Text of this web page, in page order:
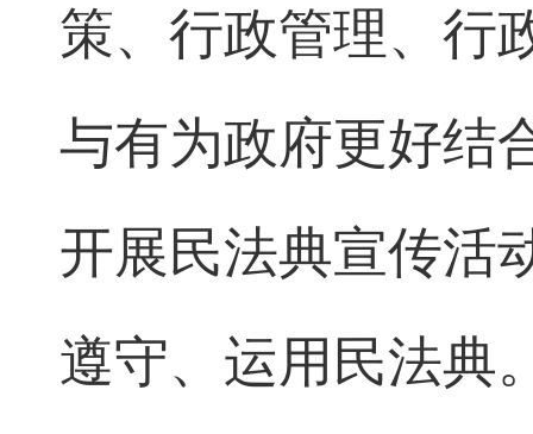
策、行政管理、行
与有为政府更好结
开展民法典宣传活
遵守、运用民法典